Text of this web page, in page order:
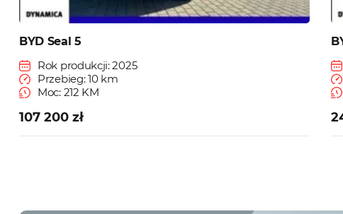
BYD Seal 5
Rok produkcji: 2025
Przebieg: 10 km
Moc: 212 KM
107 200 zł